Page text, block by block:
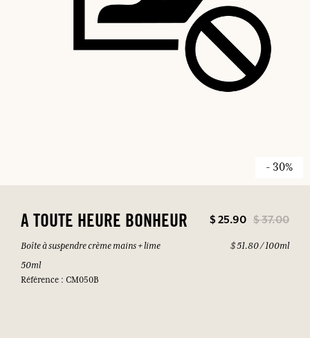
- 30%
A TOUTE HEURE BONHEUR $ 25.90 $ 37.00
Boîte à suspendre crème mains + lime
50ml
Référence : CM050B
$ 51.80 / 100ml